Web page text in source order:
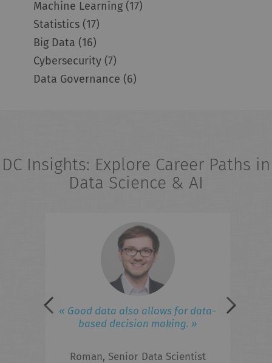
Machine Learning (17)
Statistics (17)
Big Data (16)
Cybersecurity (7)
Data Governance (6)
DC Insights: Explore Career Paths in
Data Science & AI
« Good data also allows for data-
based decision making. »
Roman, Senior Data Scientist